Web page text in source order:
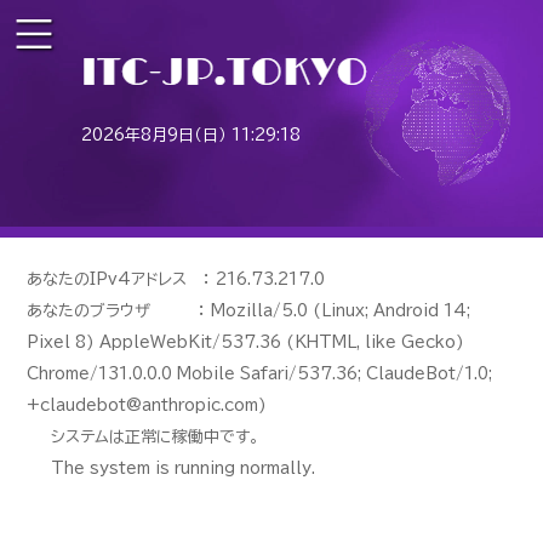
2026年8月9日（日） 11:29:18
システムは正常に稼働中です。
The system is running normally.
あなたのIPv4アドレス ： 216.73.217.0
あなたのブラウザ ： Mozilla/5.0 (Linux; Android 14;
Pixel 8) AppleWebKit/537.36 (KHTML, like Gecko)
Chrome/131.0.0.0 Mobile Safari/537.36; ClaudeBot/1.0;
+claudebot@anthropic.com)